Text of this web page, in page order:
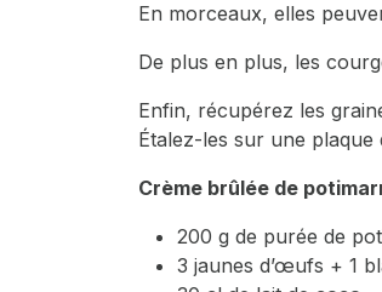
En morceaux, elles
De plus en plus, les
Enfin, récupérez les
Étalez-les sur une plaque
Crème brûlée de
200 g de purée de
3 jaunes d’œufs + 1